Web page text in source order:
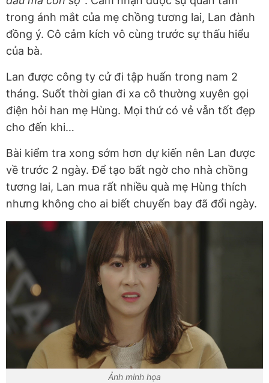
trong ánh mắt của mẹ chồng tương lai, Lan đành
đồng ý. Cô cảm kích vô cùng trước sự thấu hiểu
của bà.
Lan được công ty cử đi tập huấn trong nam 2
tháng. Suốt thời gian đi xa cô thường xuyên gọi
điện hỏi han mẹ Hùng. Mọi thứ có vẻ vẫn tốt đẹp
cho đến khi…
Bài kiểm tra xong sớm hơn dự kiến nên Lan được
về trước 2 ngày. Để tạo bất ngờ cho nhà chồng
tương lai, Lan mua rất nhiều quà mẹ Hùng thích
nhưng không cho ai biết chuyến bay đã đổi ngày.
Ảnh minh họa